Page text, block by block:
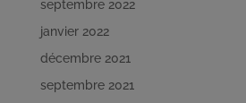
septembre 2022
janvier 2022
décembre 2021
septembre 2021